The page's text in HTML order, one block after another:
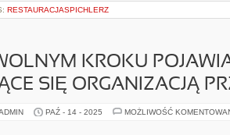
RESTAURACJASPICHLERZ
KROKU
SIĘ ORGANIZACJĄ
PAŹ - 14 - 2025 MOŻLIWOŚĆ